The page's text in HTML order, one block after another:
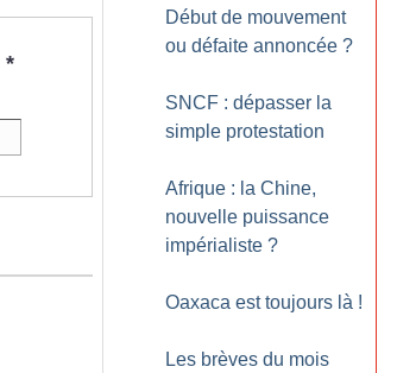
*
Début de mouvement
ou défaite annoncée ?
SNCF : dépasser la
simple protestation
Afrique : la Chine,
nouvelle puissance
impérialiste ?
Oaxaca est toujours là !
Les brèves du mois